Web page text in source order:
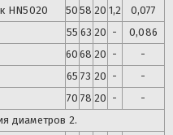
HN5020 50 58 20 1,2
0,077
55 63 20 -
0,086
60 68 20 -
-
65 73 20 -
-
70 78 20 -
-
диаметров 2.